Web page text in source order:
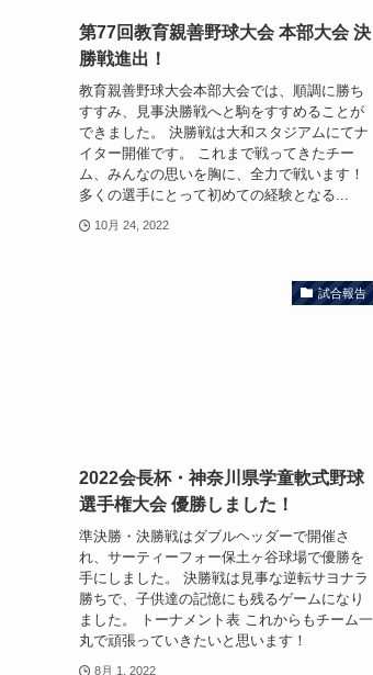
第77回教育親善野球大会 本部大会 決
勝戦進出！
教育親善野球大会本部大会では、順調に勝ち
すすみ、見事決勝戦へと駒をすすめることが
できました。 決勝戦は大和スタジアムにてナ
イター開催です。 これまで戦ってきたチー
ム、みんなの思いを胸に、全力で戦います！
多くの選手にとって初めての経験となる...
10月 24, 2022
試合報告
2022会長杯・神奈川県学童軟式野球
選手権大会 優勝しました！
準決勝・決勝戦はダブルヘッダーで開催さ
れ、サーティーフォー保土ヶ谷球場で優勝を
手にしました。 決勝戦は見事な逆転サヨナラ
勝ちで、子供達の記憶にも残るゲームになり
ました。 トーナメント表 これからもチーム一
丸で頑張っていきたいと思います！
8月 1, 2022